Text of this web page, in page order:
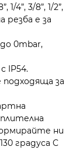
4”, 3/8”, 1/2”,
резба е за
0mbar,
IP54.
за
ни
градуса C